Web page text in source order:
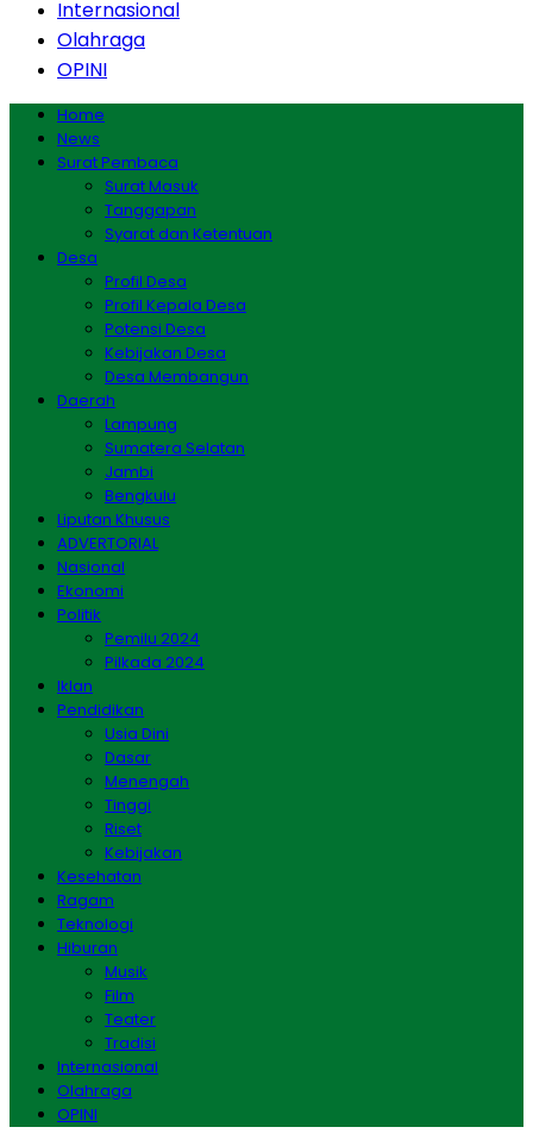
Internasional
Olahraga
OPINI
Home
News
Surat Pembaca
Surat Masuk
Tanggapan
Syarat dan Ketentuan
Desa
Profil Desa
Profil Kepala Desa
Potensi Desa
Kebijakan Desa
Desa Membangun
Daerah
Lampung
Sumatera Selatan
Jambi
Bengkulu
Liputan Khusus
ADVERTORIAL
Nasional
Ekonomi
Politik
Pemilu 2024
Pilkada 2024
Iklan
Pendidikan
Usia Dini
Dasar
Menengah
Tinggi
Riset
Kebijakan
Kesehatan
Ragam
Teknologi
Hiburan
Musik
Film
Teater
Tradisi
Internasional
Olahraga
OPINI